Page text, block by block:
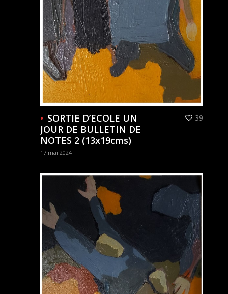
SORTIE D’ECOLE UN
JOUR DE BULLETIN DE
NOTES 2 (13x19cms)
17 mai 2024
39